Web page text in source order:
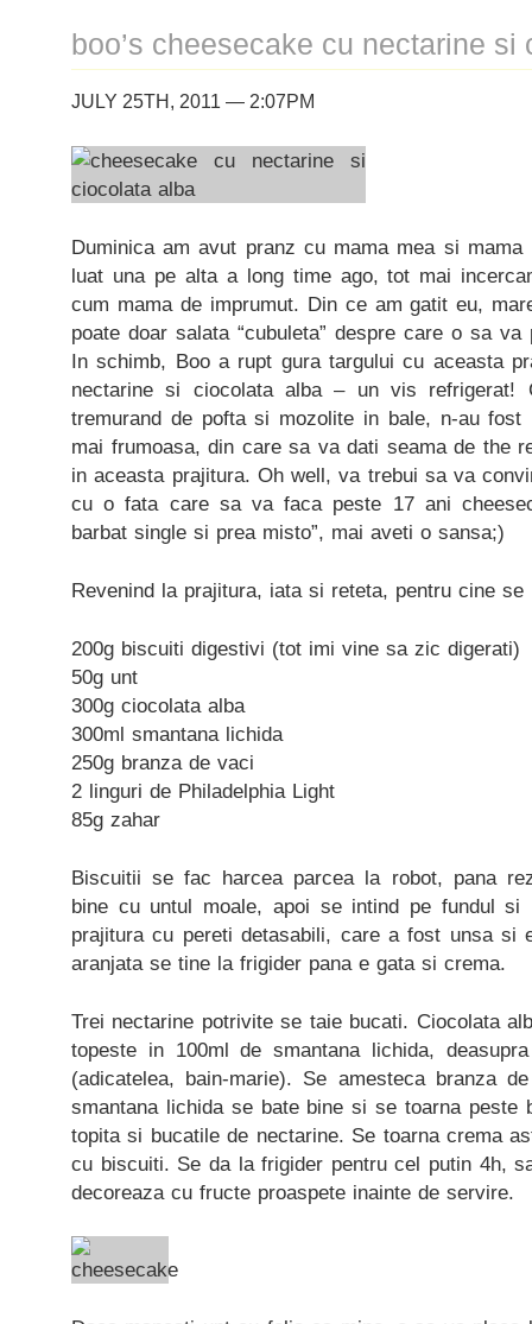
boo’s cheesecake cu nectarine si
JULY 25TH, 2011 — 2:07PM
Duminica am avut pranz cu mama mea si
luat una pe alta a long time ago, tot mai
cum mama de imprumut. Din ce am gatit eu,
poate doar salata “cubuleta” despre care o sa
In schimb, Boo a rupt gura targului cu aceasta
nectarine si ciocolata alba – un vis refrigerat!
tremurand de pofta si mozolite in bale, n-au
mai frumoasa, din care sa va dati seama de the
in aceasta prajitura. Oh well, va trebui sa va
cu o fata care sa va faca peste 17 ani
barbat single si prea misto”, mai aveti o sansa;)
Revenind la prajitura, iata si reteta, pentru cine se
200g biscuiti digestivi (tot imi vine sa zic digerati)
50g unt
300g ciocolata alba
300ml smantana lichida
250g branza de vaci
2 linguri de Philadelphia Light
85g zahar
Biscuitii se fac harcea parcea la robot, pana
bine cu untul moale, apoi se intind pe fundul si
prajitura cu pereti detasabili, care a fost unsa si
aranjata se tine la frigider pana e gata si crema.
Trei nectarine potrivite se taie bucati. Ciocolata
topeste in 100ml de smantana lichida,
(adicatelea, bain-marie). Se amesteca branza
smantana lichida se bate bine si se toarna peste
topita si bucatile de nectarine. Se toarna crema
cu biscuiti. Se da la frigider pentru cel putin 4h,
decoreaza cu fructe proaspete inainte de servire.